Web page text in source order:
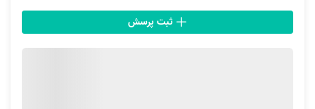
گزینه از شما تعدادی سوال پرسیده می‌شود. این سوالات ساده و آسان هستند
و در این جهت پرسیده می‌شوند که بهترین خدمات ممکن به شما ارائه شود.